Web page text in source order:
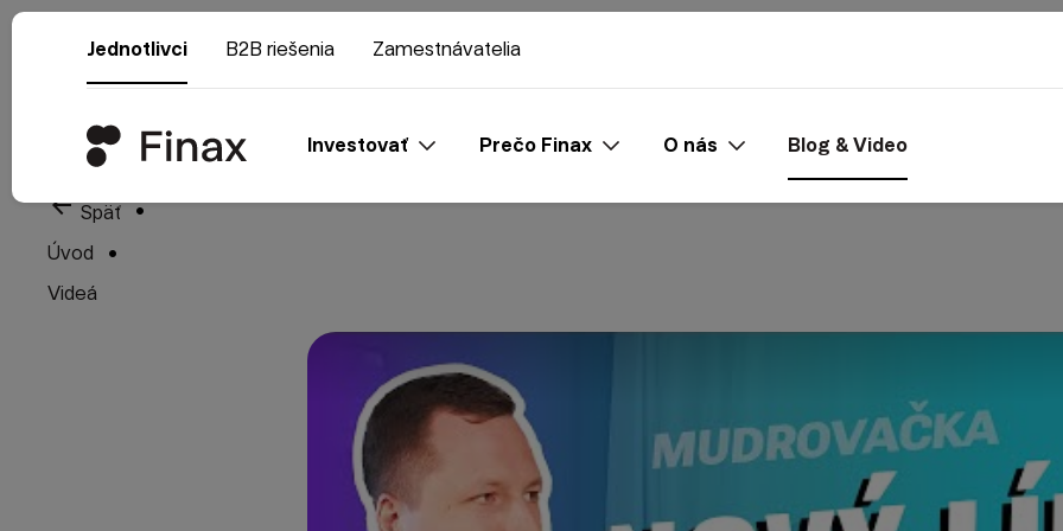
Jednotlivci B2B riešenia Zamestnávatelia
Investovať Prečo Finax O nás Blog & Video
arrow_back Späť
Úvod
Videá